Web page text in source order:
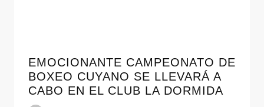
EMOCIONANTE CAMPEONATO DE
BOXEO CUYANO SE LLEVARÁ A
CABO EN EL CLUB LA DORMIDA